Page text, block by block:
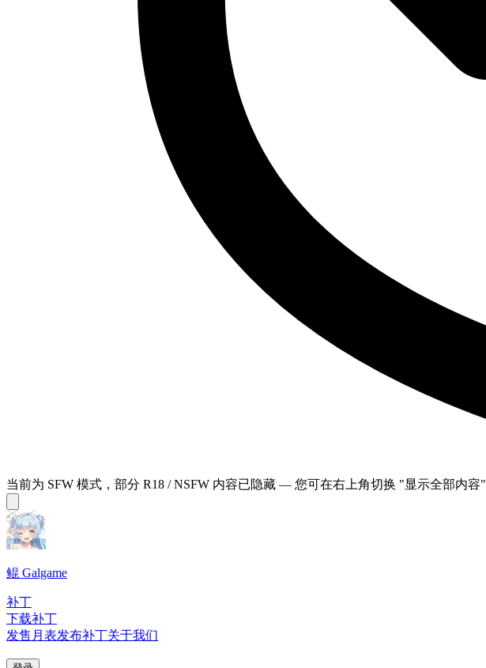
当前为 SFW 模式，部分 R18 / NSFW 内容已隐藏 — 您可在右上角切换 "显示全部内容"
鲲 Galgame
补丁
下载补丁
发售月表发布补丁关于我们